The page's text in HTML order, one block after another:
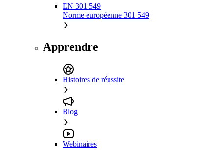
EN 301 549
Norme européenne 301 549
Apprendre
Histoires de réussite
Blog
Webinaires